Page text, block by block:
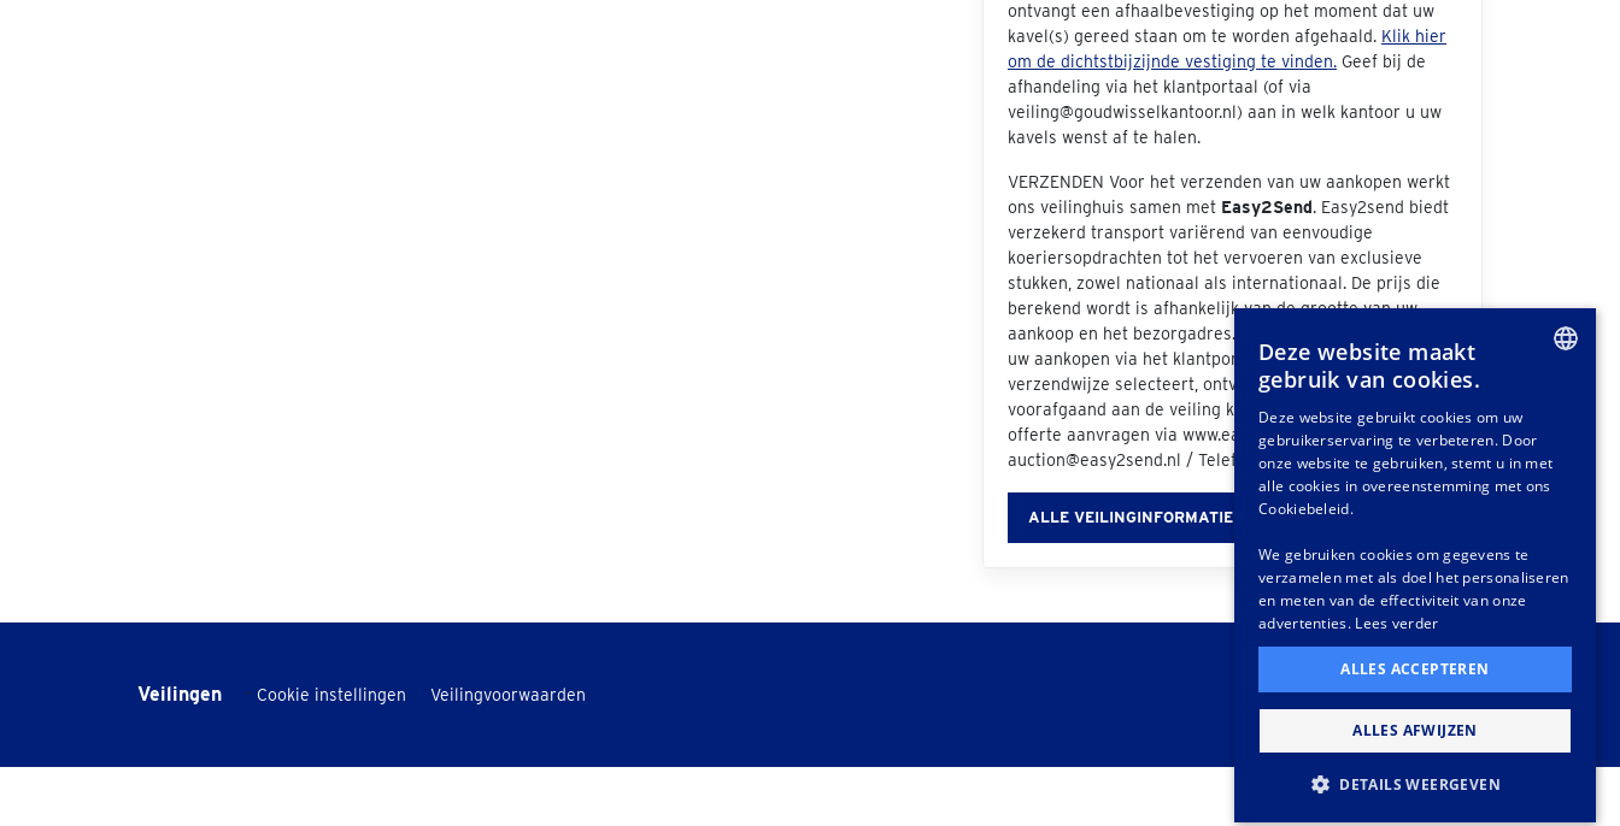
ontvangt een afhaalbevestiging op het moment dat uw
kavel(s) gereed staan om te worden afgehaald. Klik hier
om de dichtstbijzijnde vestiging te vinden. Geef bij de
afhandeling via het klantportaal (of via
veiling@goudwisselkantoor.nl) aan in welk kantoor u uw
kavels wenst af te halen.
VERZENDEN Voor het verzenden van uw aankopen werkt
ons veilinghuis samen met Easy2Send. Easy2send biedt
verzekerd transport variërend van eenvoudige
koeriersopdrachten tot het vervoeren van exclusieve
stukken, zowel nationaal als internationaal. De prijs die
berekend wordt is afhankelijk van de grootte van uw
aankoop en het bezorgadres. Als u bij de afhandeling van
uw aankopen via het klantportaal "Easy2Send" als
verzendwijze selecteert, ontvangt u een offerte. Ook
voorafgaand aan de veiling kunt u vrijblijvend een
offerte aanvragen via www.easy2send.nl/veilingen /
auction@easy2send.nl / Telefoon: (+31) 88 330 0999.
ALLE VEILINGINFORMATIE
Veilingen - Cookie instellingen Veilingvoorwaarden
GERMAN
FRENCH
Deze website maakt
gebruik van cookies.
Deze website gebruikt cookies om uw
gebruikerservaring te verbeteren. Door
onze website te gebruiken, stemt u in met
alle cookies in overeenstemming met ons
Cookiebeleid.
We gebruiken cookies om gegevens te
verzamelen met als doel het personaliseren
en meten van de effectiviteit van onze
advertenties. Lees verder
ALLES ACCEPTEREN
ALLES AFWIJZEN
DETAILS WEERGEVEN